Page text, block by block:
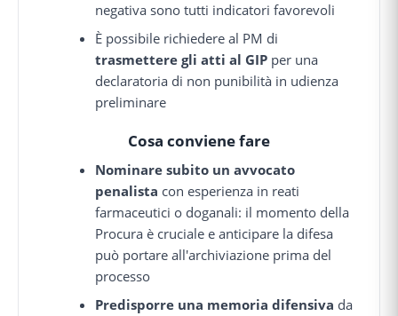
negativa sono tutti indicatori favorevoli
È possibile richiedere al PM di
trasmettere gli atti al GIP per una
declaratoria di non punibilità in udienza
preliminare
Cosa conviene fare
Nominare subito un avvocato
penalista con esperienza in reati
farmaceutici o doganali: il momento della
Procura è cruciale e anticipare la difesa
può portare all'archiviazione prima del
processo
Predisporre una memoria difensiva da